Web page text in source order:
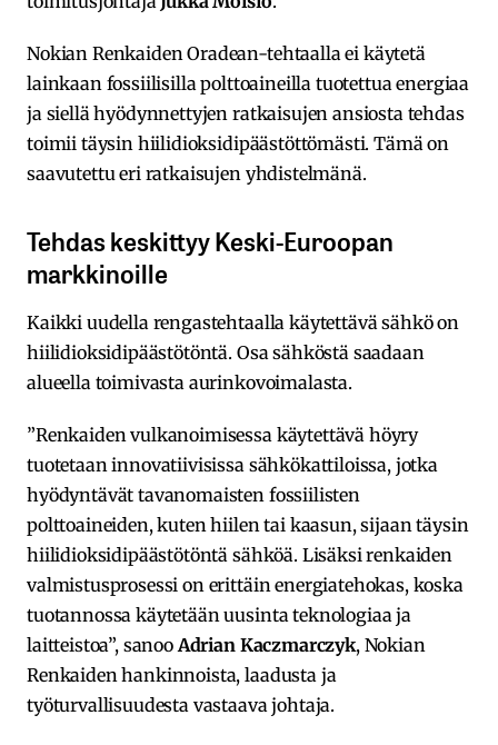
Nokian Renkaiden Oradean-tehtaalla ei käytetä
lainkaan fossiilisilla polttoaineilla tuotettua energiaa
ja siellä hyödynnettyjen ratkaisujen ansiosta tehdas
toimii täysin hiilidioksidipäästöttömästi. Tämä on
saavutettu eri ratkaisujen yhdistelmänä.
Tehdas keskittyy Keski-Euroopan
markkinoille
Kaikki uudella rengastehtaalla käytettävä sähkö on
hiilidioksidipäästötöntä. Osa sähköstä saadaan
alueella toimivasta aurinkovoimalasta.
”Renkaiden vulkanoimisessa käytettävä höyry
tuotetaan innovatiivisissa sähkökattiloissa, jotka
hyödyntävät tavanomaisten fossiilisten
polttoaineiden, kuten hiilen tai kaasun, sijaan täysin
hiilidioksidipäästötöntä sähköä. Lisäksi renkaiden
valmistusprosessi on erittäin energiatehokas, koska
tuotannossa käytetään uusinta teknologiaa ja
laitteistoa”, sanooAdrian Kaczmarczyk, Nokian
Renkaiden hankinnoista, laadusta ja
työturvallisuudesta vastaava johtaja.